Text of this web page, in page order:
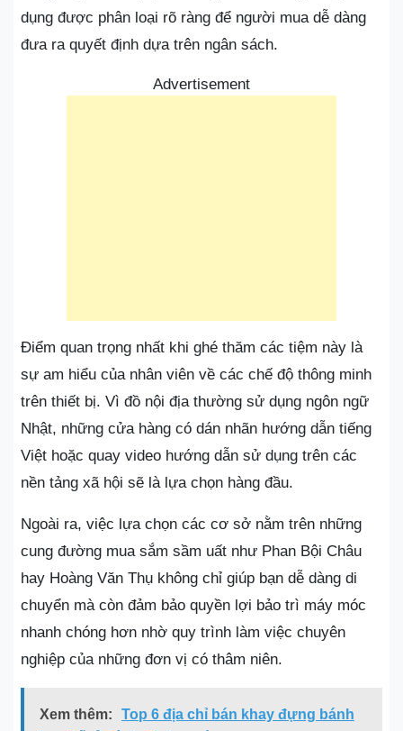
dụng được phân loại rõ ràng để người mua dễ dàng
đưa ra quyết định dựa trên ngân sách.
Advertisement
Điểm quan trọng nhất khi ghé thăm các tiệm này là
sự am hiểu của nhân viên về các chế độ thông minh
trên thiết bị. Vì đồ nội địa thường sử dụng ngôn ngữ
Nhật, những cửa hàng có dán nhãn hướng dẫn tiếng
Việt hoặc quay video hướng dẫn sử dụng trên các
nền tảng xã hội sẽ là lựa chọn hàng đầu.
Ngoài ra, việc lựa chọn các cơ sở nằm trên những
cung đường mua sắm sầm uất như Phan Bội Châu
hay Hoàng Văn Thụ không chỉ giúp bạn dễ dàng di
chuyển mà còn đảm bảo quyền lợi bảo trì máy móc
nhanh chóng hơn nhờ quy trình làm việc chuyên
nghiệp của những đơn vị có thâm niên.
Xem thêm:
Top 6 địa chỉ bán khay đựng bánh